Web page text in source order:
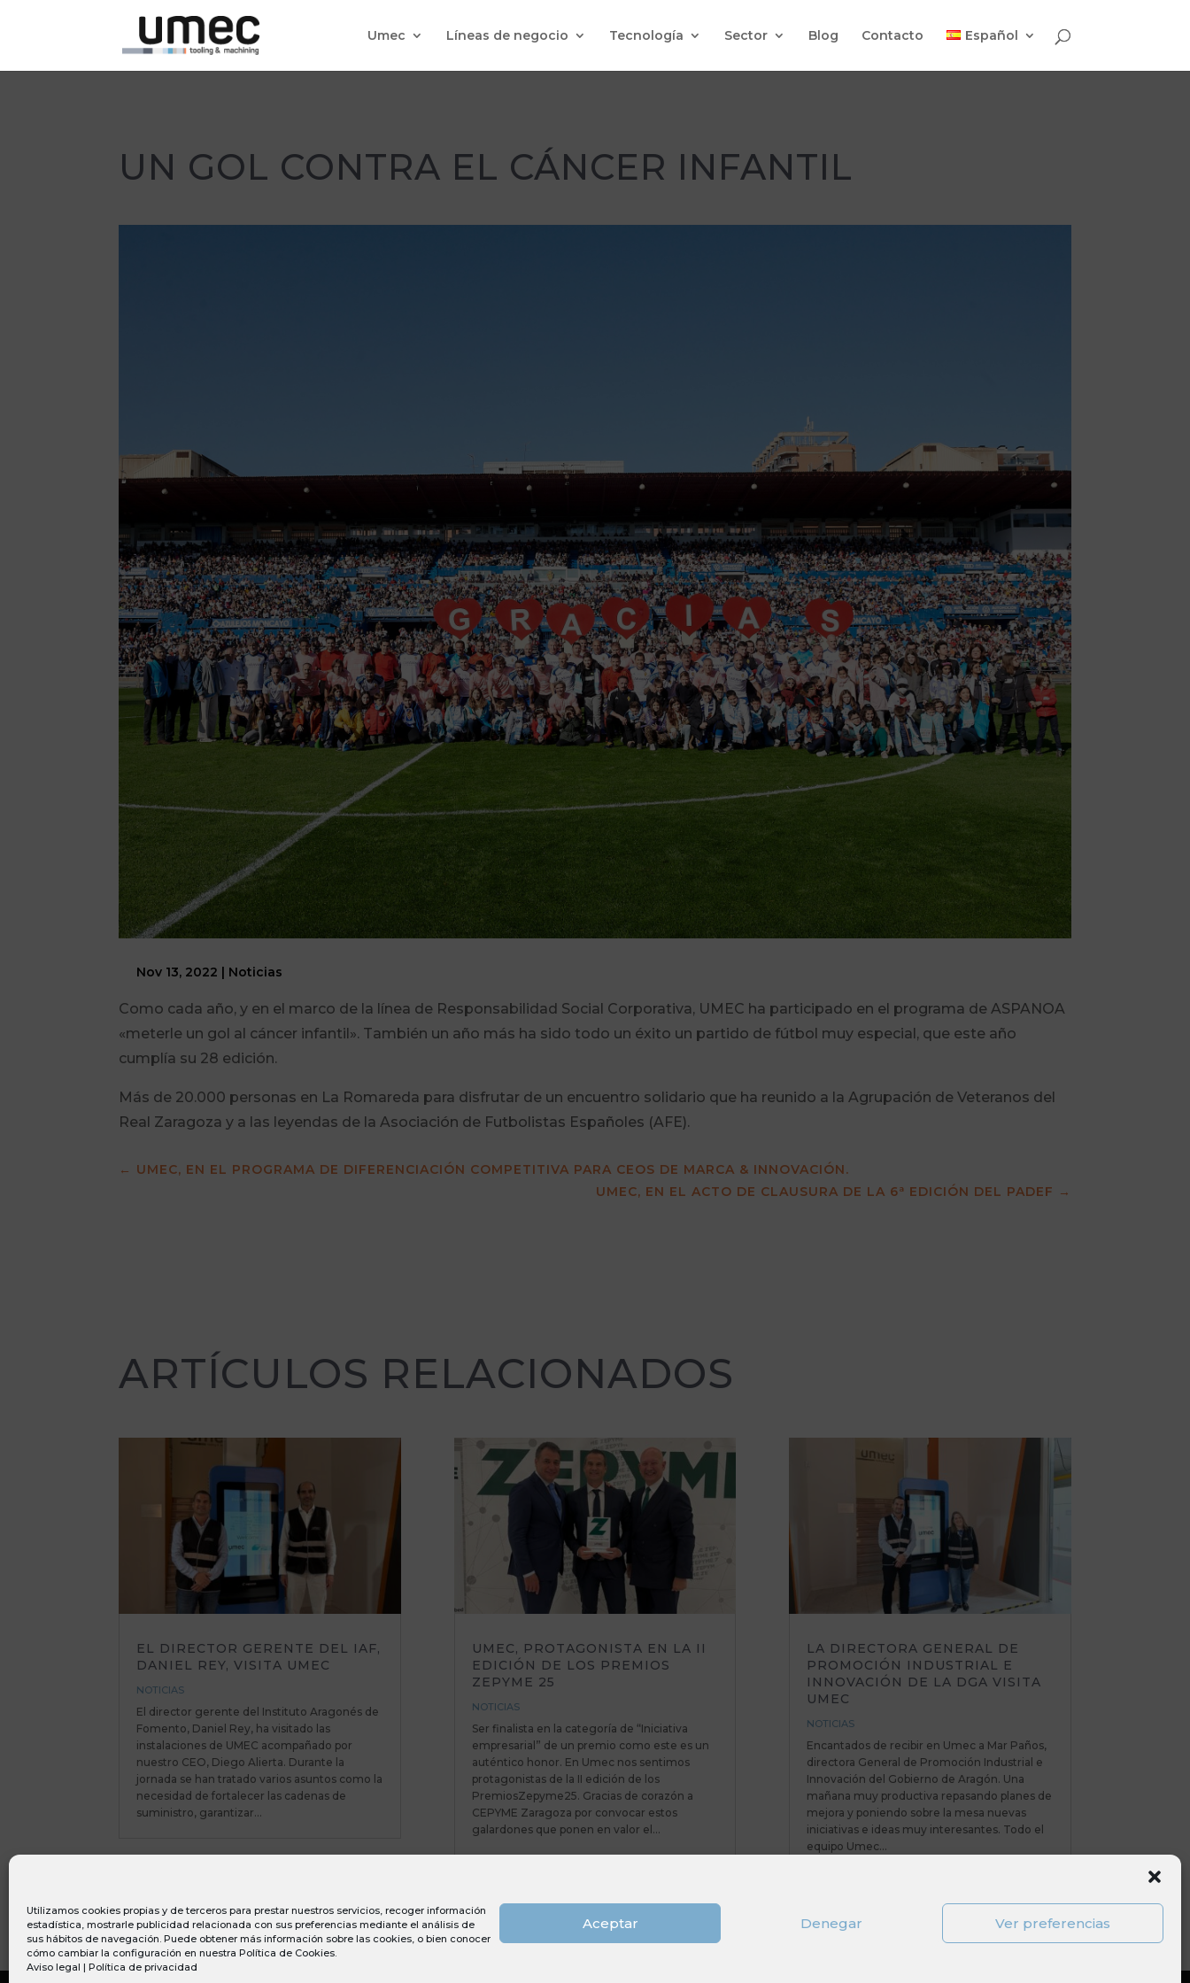
Utilizamos cookies propias y de terceros para prestar nuestros servicios, recoger información
estadística, mostrarle publicidad relacionada con sus preferencias mediante el análisis de
sus hábitos de navegación. Puede obtener más información sobre las cookies, o bien conocer
cómo cambiar la configuración en nuestra Política de Cookies.
Aviso legal | Política de privacidad
Aceptar Denegar Ver preferencias
Umec Líneas de negocio Tecnología Sector Blog Contacto Español
UN GOL CONTRA EL CÁNCER INFANTIL
Nov 13, 2022 | Noticias
Como cada año, y en el marco de la línea de Responsabilidad Social Corporativa, UMEC ha participado en el programa de ASPANOA
«meterle un gol al cáncer infantil». También un año más ha sido todo un éxito un partido de fútbol muy especial, que este año
cumplía su 28 edición.
Más de 20.000 personas en La Romareda para disfrutar de un encuentro solidario que ha reunido a la Agrupación de Veteranos del
Real Zaragoza y a las leyendas de la Asociación de Futbolistas Españoles (AFE).
← UMEC, EN EL PROGRAMA DE DIFERENCIACIÓN COMPETITIVA PARA CEOS DE MARCA & INNOVACIÓN.
UMEC, EN EL ACTO DE CLAUSURA DE LA 6ª EDICIÓN DEL PADEF →
ARTÍCULOS RELACIONADOS
EL DIRECTOR GERENTE DEL IAF,
DANIEL REY, VISITA UMEC
NOTICIAS
El director gerente del Instituto Aragonés de
Fomento, Daniel Rey, ha visitado las
instalaciones de UMEC acompañado por
nuestro CEO, Diego Alierta. Durante la
jornada se han tratado varios asuntos como la
necesidad de fortalecer las cadenas de
suministro, garantizar...
UMEC, PROTAGONISTA EN LA II
EDICIÓN DE LOS PREMIOS
ZEPYME 25
NOTICIAS
Ser finalista en la categoría de “Iniciativa
empresarial” de un premio como este es un
auténtico honor. En Umec nos sentimos
protagonistas de la II edición de los
PremiosZepyme25. Gracias de corazón a
CEPYME Zaragoza por convocar estos
galardones que ponen en valor el...
LA DIRECTORA GENERAL DE
PROMOCIÓN INDUSTRIAL E
INNOVACIÓN DE LA DGA VISITA
UMEC
NOTICIAS
Encantados de recibir en Umec a Mar Paños,
directora General de Promoción Industrial e
Innovación del Gobierno de Aragón. Una
mañana muy productiva repasando planes de
mejora y poniendo sobre la mesa nuevas
iniciativas e ideas muy interesantes. Todo el
equipo Umec...